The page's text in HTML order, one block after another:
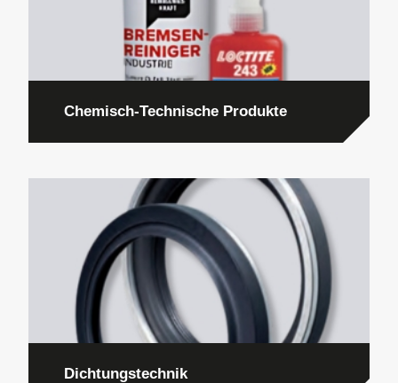
Chemisch-Technische Produkte
Dichtungstechnik